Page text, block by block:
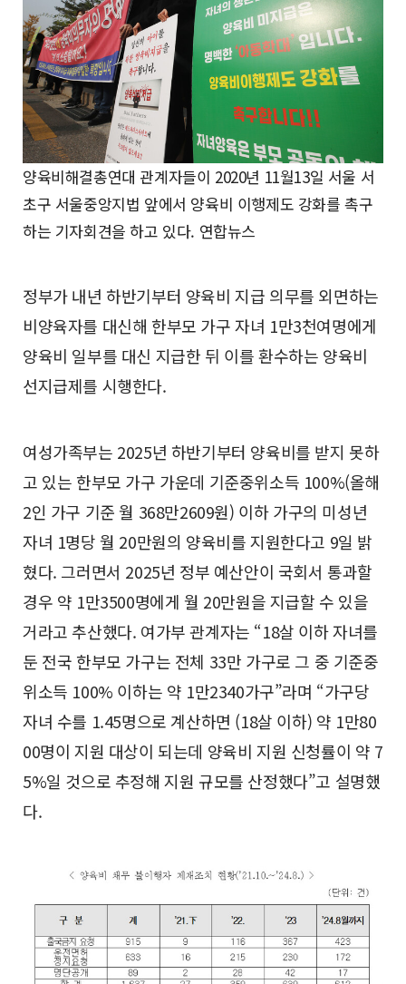
양육비해결총연대 관계자들이 2020년 11월13일 서울 서
초구 서울중앙지법 앞에서 양육비 이행제도 강화를 촉구
하는 기자회견을 하고 있다. 연합뉴스
정부가 내년 하반기부터 양육비 지급 의무를 외면하는
비양육자를 대신해 한부모 가구 자녀 1만3천여명에게
양육비 일부를 대신 지급한 뒤 이를 환수하는 양육비
선지급제를 시행한다.
여성가족부는 2025년 하반기부터 양육비를 받지 못하
고 있는 한부모 가구 가운데 기준중위소득 100%(올해
2인 가구 기준 월 368만2609원) 이하 가구의 미성년
자녀 1명당 월 20만원의 양육비를 지원한다고 9일 밝
혔다. 그러면서 2025년 정부 예산안이 국회서 통과할
경우 약 1만3500명에게 월 20만원을 지급할 수 있을
거라고 추산했다. 여가부 관계자는 “18살 이하 자녀를
둔 전국 한부모 가구는 전체 33만 가구로 그 중 기준중
위소득 100% 이하는 약 1만2340가구”라며 “가구당
자녀 수를 1.45명으로 계산하면 (18살 이하) 약 1만80
00명이 지원 대상이 되는데 양육비 지원 신청률이 약 7
5%일 것으로 추정해 지원 규모를 산정했다”고 설명했
다.